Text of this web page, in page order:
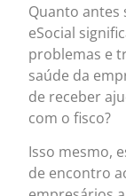
Quanto antes
eSocial
problemas e
saúde da
de receber
com o fisco?
Isso mesmo,
de encontro